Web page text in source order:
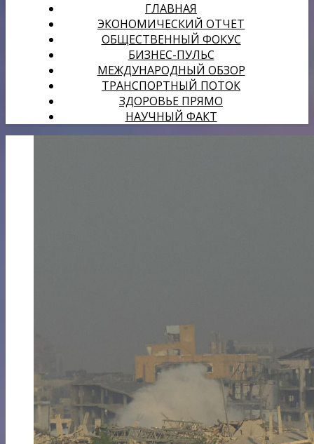
ГЛАВНАЯ
ЭКОНОМИЧЕСКИЙ ОТЧЕТ
ОБЩЕСТВЕННЫЙ ФОКУС
БИЗНЕС-ПУЛЬС
МЕЖДУНАРОДНЫЙ ОБЗОР
ТРАНСПОРТНЫЙ ПОТОК
ЗДОРОВЬЕ ПРЯМО
НАУЧНЫЙ ФАКТ